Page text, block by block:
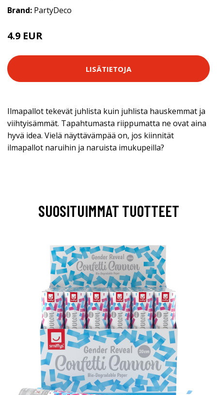
Brand: PartyDeco
4.9 EUR
LISÄTIETOJA
Ilmapallot tekevät juhlista kuin juhlista hauskemmat ja
viihtyisämmät. Tapahtumasta riippumatta ne ovat aina
hyvä idea. Vielä näyttävämpää on, jos kiinnität
ilmapallot naruihin ja naruista imukupeilla?
SUOSITUIMMAT TUOTTEET